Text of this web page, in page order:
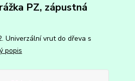
PZ, zápustná
Univerzální vrut do dřeva s
popis